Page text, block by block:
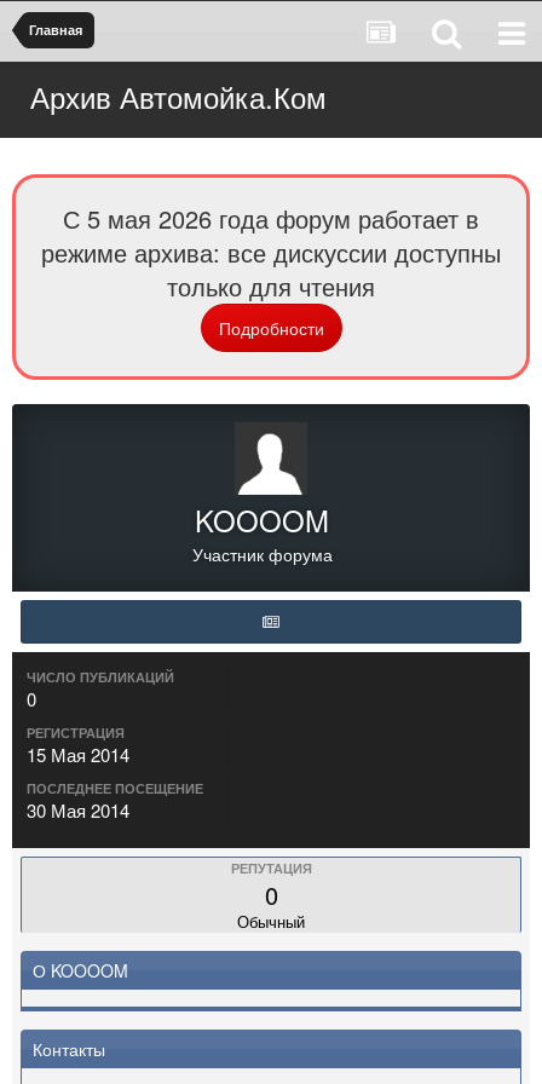
Главная
Архив Автомойка.Ком
С 5 мая 2026 года форум работает в
режиме архива: все дискуссии доступны
только для чтения
Подробности
KOOOOM
Участник форума
ЧИСЛО ПУБЛИКАЦИЙ
0
РЕГИСТРАЦИЯ
15 Мая 2014
ПОСЛЕДНЕЕ ПОСЕЩЕНИЕ
30 Мая 2014
РЕПУТАЦИЯ
0
Обычный
О KOOOOM
Контакты